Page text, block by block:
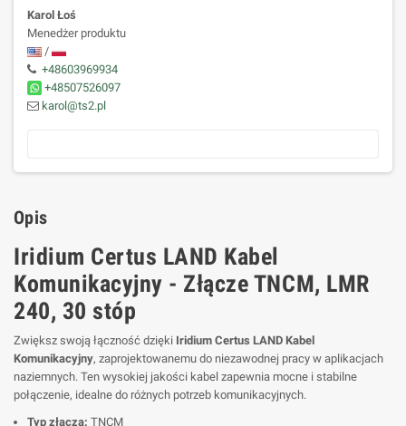
Karol Łoś
Menedżer produktu
/
+48603969934
+48507526097
karol@ts2.pl
Opis
Iridium Certus LAND Kabel
Komunikacyjny - Złącze TNCM, LMR
240, 30 stóp
Zwiększ swoją łączność dzięki Iridium Certus LAND Kabel
Komunikacyjny, zaprojektowanemu do niezawodnej pracy w aplikacjach
naziemnych. Ten wysokiej jakości kabel zapewnia mocne i stabilne
połączenie, idealne do różnych potrzeb komunikacyjnych.
Typ złącza: TNCM